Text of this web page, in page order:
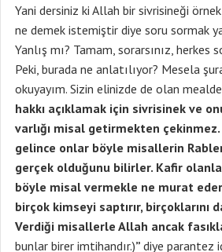
Yani dersiniz ki Allah bir sivrisineği
ne demek istemiştir diye soru sormak
Yanlış mı? Tamam, sorarsınız, herkes
Peki, burada ne anlatılıyor? Mesela
okuyayım. Sizin elinizde de olan
hakkı açıklamak için sivrisinek ve
varlığı misal getirmekten
gelince onlar böyle misallerin
gerçek olduğunu bilirler. Kafir
böyle misal vermekle ne murat
birçok kimseyi saptırır, birçoklarını
Verdiği misallerle Allah ancak
bunlar birer imtihandır.)” diye parantez